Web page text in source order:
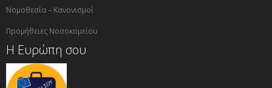
Νομοθεσία – Κανονισμοί
Προμήθειες Νοσοκομείου
Η Ευρώπη σου